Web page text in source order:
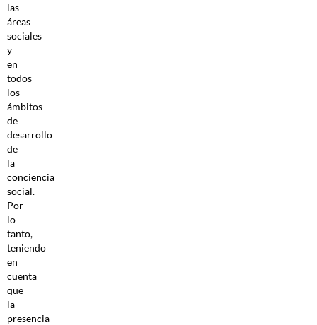
las
áreas
sociales
y
en
todos
los
ámbitos
de
desarrollo
de
la
conciencia
social.
Por
lo
tanto,
teniendo
en
cuenta
que
la
presencia